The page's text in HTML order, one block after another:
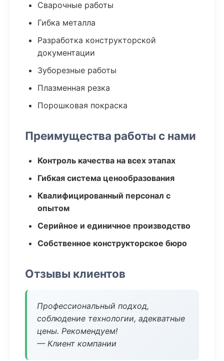
Сварочные работы
Гибка металла
Разработка конструкторской
документации
Зуборезные работы
Плазменная резка
Порошковая покраска
Преимущества работы с нами
Контроль качества на всех этапах
Гибкая система ценообразования
Квалифицированный персонал с
опытом
Серийное и единичное производство
Собственное конструкторское бюро
Отзывы клиентов
Профессиональный подход,
соблюдение технологии, адекватные
цены. Рекомендуем!
— Клиент компании